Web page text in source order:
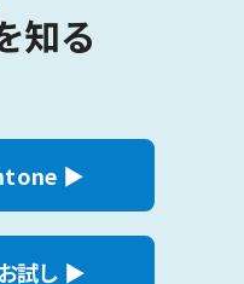
知る
▶
試し ▶